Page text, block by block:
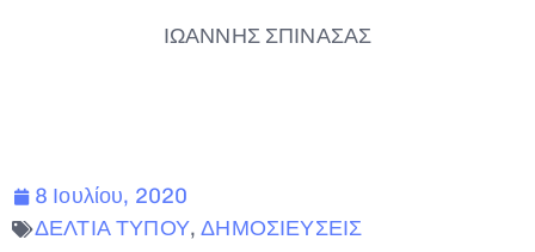
ΙΩΑΝΝΗΣ ΣΠΙΝΑΣΑΣ
8 Ιουλίου, 2020
ΔΕΛΤΙΑ ΤΥΠΟΥ,ΔΗΜΟΣΙΕΥΣΕΙΣ